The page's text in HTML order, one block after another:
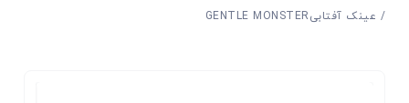
عینک آفتابیGENTLE MONSTER